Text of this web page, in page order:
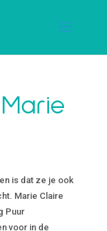
is dat ze je ook
Marie Claire
Puur
voor in de